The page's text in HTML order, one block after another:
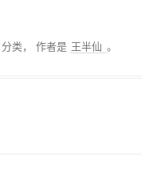
分类，作者是 王半仙 。